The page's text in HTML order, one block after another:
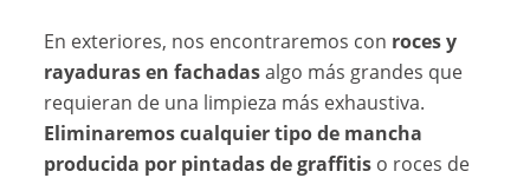
En exteriores, nos encontraremos con roces y
rayaduras en fachadasalgo más grandes que
requieran de una limpieza más exhaustiva.
Eliminaremos cualquier tipo de mancha
producida por pintadas de graffitis o roces de